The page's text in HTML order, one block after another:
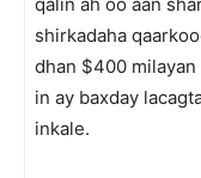
shirkadaha
dhan $400 milayan
in ay baxday
inkale.